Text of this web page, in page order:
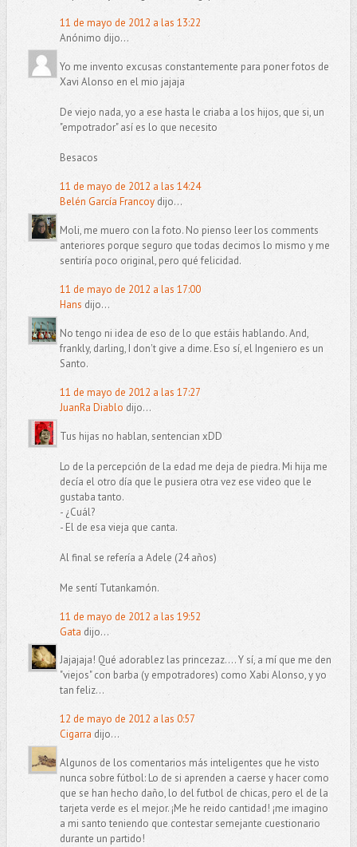
11 de mayo de 2012 a las 13:22
Anónimo dijo...
Yo me invento excusas constantemente para poner fotos de
Xavi Alonso en el mio jajaja
De viejo nada, yo a ese hasta le criaba a los hijos, que si, un
"empotrador" así es lo que necesito
Besacos
11 de mayo de 2012 a las 14:24
Belén García Francoydijo...
Moli, me muero con la foto. No pienso leer los comments
anteriores porque seguro que todas decimos lo mismo y me
sentiría poco original, pero qué felicidad.
11 de mayo de 2012 a las 17:00
Hans dijo...
No tengo ni idea de eso de lo que estáis hablando. And,
frankly, darling, I don't give a dime. Eso sí, el Ingeniero es un
Santo.
11 de mayo de 2012 a las 17:27
JuanRa Diablo dijo...
Tus hijas no hablan, sentencian xDD
Lo de la percepción de la edad me deja de piedra. Mi hija me
decía el otro día que le pusiera otra vez ese video que le
gustaba tanto.
- ¿Cuál?
- El de esa vieja que canta.
Al final se refería a Adele (24 años)
Me sentí Tutankamón.
11 de mayo de 2012 a las 19:52
Gata dijo...
Jajajaja! Qué adorablez las princezaz.... Y sí, a mí que me den
"viejos" con barba (y empotradores) como Xabi Alonso, y yo
tan feliz...
12 de mayo de 2012 a las 0:57
Cigarra dijo...
Algunos de los comentarios más inteligentes que he visto
nunca sobre fútbol: Lo de si aprenden a caerse y hacer como
que se han hecho daño, lo del futbol de chicas, pero el de la
tarjeta verde es el mejor. ¡Me he reido cantidad! ¡me imagino
a mi santo teniendo que contestar semejante cuestionario
durante un partido!